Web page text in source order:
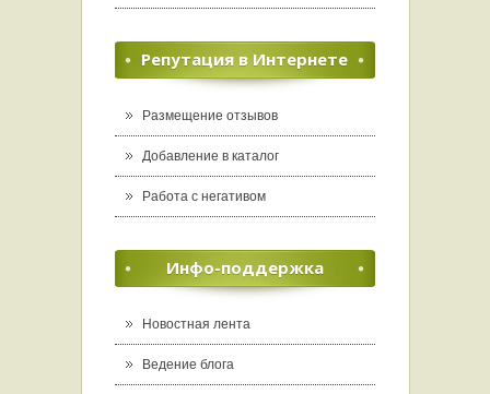
Репутация в Интернете
Размещение отзывов
Добавление в каталог
Работа с негативом
Инфо-поддержка
Новостная лента
Ведение блога